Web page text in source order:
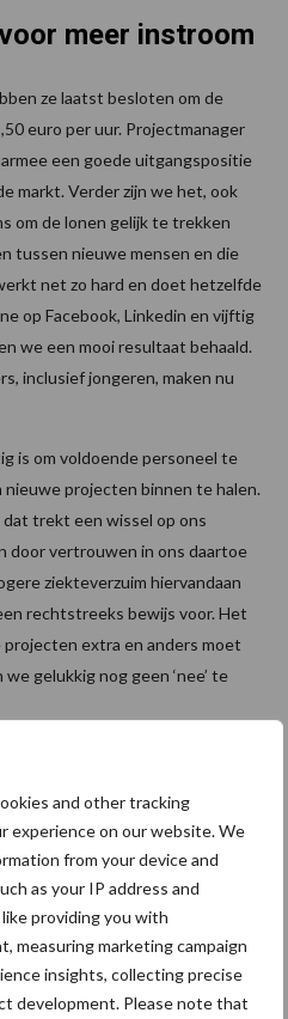
and other tracking
experience on our website. We
from your device and
as your IP address and
providing you with
measuring marketing campaign
insights, collecting precise
development. Please note that
meer instroom
ze laatst besloten om de
euro per uur. Projectmanager
een goede uitgangspositie
markt. Verder zijn we het, ook
om de lonen gelijk te trekken
tussen nieuwe mensen en die
net zo hard en doet hetzelfde
op Facebook, Linkedin en vijftig
we een mooi resultaat behaald.
inclusief jongeren, maken nu
is om voldoende personeel te
nieuwe projecten binnen te halen.
trekt een wissel op ons
door vertrouwen in ons daartoe
ziekteverzuim hiervandaan
rechtstreeks bewijs voor. Het
extra en anders moet
gelukkig nog geen ‘nee’ te
effectief?
met zekerheid gezegd worden
Wel is duidelijk dat in de
verdiend door jongeren dan
supermarkt. Het is aan de
want uit onderzoek weten
heeft gewerkt, eerder
te keren in de sector!